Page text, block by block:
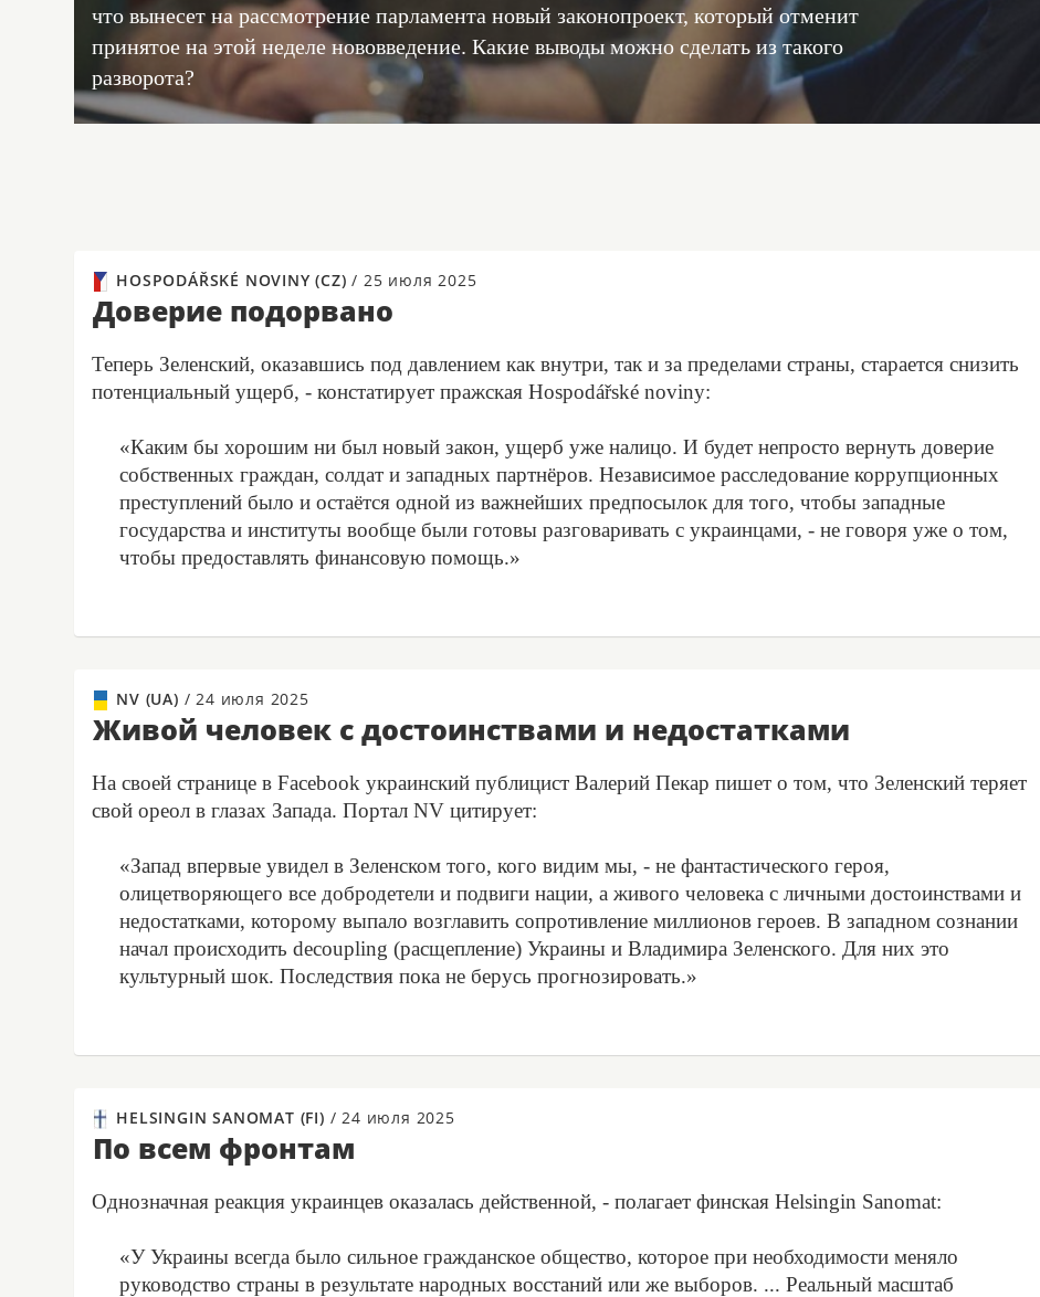
что вынесет на рассмотрение парламента новый законопроект, который отменит
принятое на этой неделе нововведение. Какие выводы можно сделать из такого
разворота?
HOSPODÁŘSKÉ NOVINY (CZ)/ 25 июля 2025
Доверие подорвано
Теперь Зеленский, оказавшись под давлением как внутри, так и за пределами страны, старается снизить
потенциальный ущерб, - констатирует пражская Hospodářské noviny:
«Каким бы хорошим ни был новый закон, ущерб уже налицо. И будет непросто вернуть доверие
собственных граждан, солдат и западных партнёров. Независимое расследование коррупционных
преступлений было и остаётся одной из важнейших предпосылок для того, чтобы западные
государства и институты вообще были готовы разговаривать с украинцами, - не говоря уже о том,
чтобы предоставлять финансовую помощь.»
NV (UA) / 24 июля 2025
Живой человек с достоинствами и недостатками
На своей странице в Facebook украинский публицист Валерий Пекар пишет о том, что Зеленский теряет
свой ореол в глазах Запада. Портал NV цитирует:
«Запад впервые увидел в Зеленском того, кого видим мы, - не фантастического героя,
олицетворяющего все добродетели и подвиги нации, а живого человека с личными достоинствами и
недостатками, которому выпало возглавить сопротивление миллионов героев. В западном сознании
начал происходить decoupling (расщепление) Украины и Владимира Зеленского. Для них это
культурный шок. Последствия пока не берусь прогнозировать.»
HELSINGIN SANOMAT (FI) / 24 июля 2025
По всем фронтам
Однозначная реакция украинцев оказалась действенной, - полагает финская Helsingin Sanomat:
«У Украины всегда было сильное гражданское общество, которое при необходимости меняло
руководство страны в результате народных восстаний или же выборов. ... Реальный масштаб